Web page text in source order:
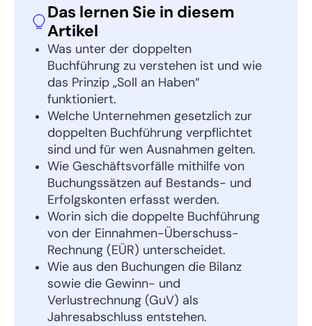
Das lernen Sie in diesem
Artikel
Was unter der doppelten
Buchführung zu verstehen ist und wie
das Prinzip „Soll an Haben“
funktioniert.
Welche Unternehmen gesetzlich zur
doppelten Buchführung verpflichtet
sind und für wen Ausnahmen gelten.
Wie Geschäftsvorfälle mithilfe von
Buchungssätzen auf Bestands- und
Erfolgskonten erfasst werden.
Worin sich die doppelte Buchführung
von der Einnahmen-Überschuss-
Rechnung (EÜR) unterscheidet.
Wie aus den Buchungen die Bilanz
sowie die Gewinn- und
Verlustrechnung (GuV) als
Jahresabschluss entstehen.